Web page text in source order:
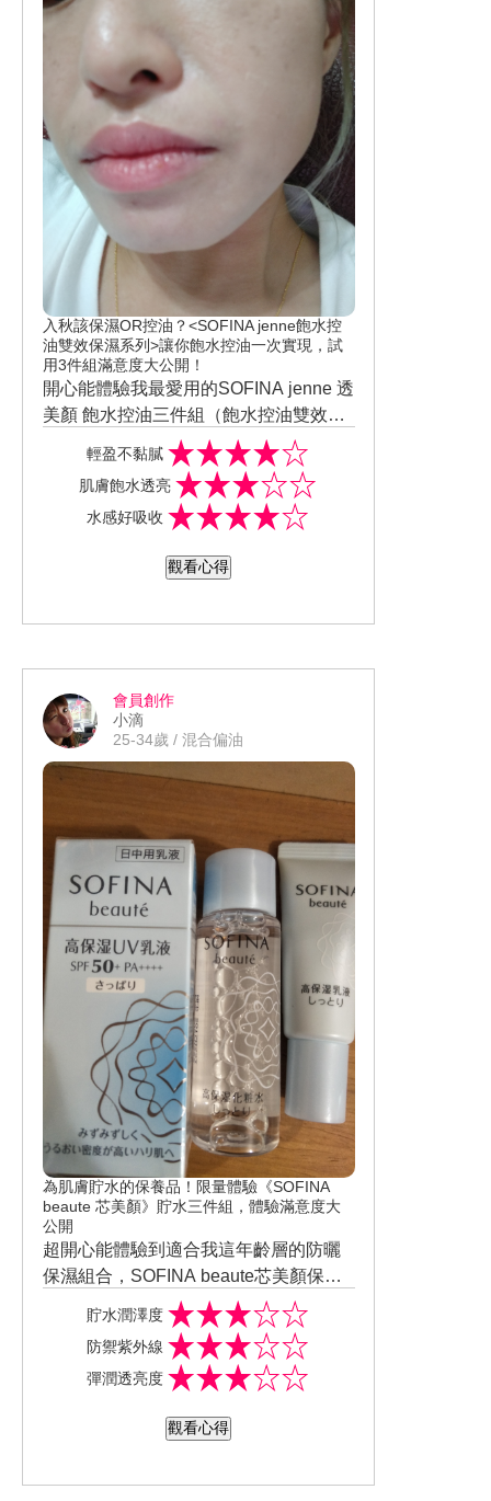
入秋該保濕OR控油？<SOFINA jenne飽水控
油雙效保濕系列>讓你飽水控油一次實現，試
用3件組滿意度大公開！
開心能體驗我最愛用的SOFINA jenne 透
美顏 飽水控油三件組（飽水控油雙效化
妝水 30ml+飽水控油雙效水凝乳液 10g
+飽水控油雙效日間防護乳 ，專門適合輕
熟女的膚質用的，完全都不覺得黏膩又
很好吸收，而且用起來淡淡的香味，連
我都不覺得悶讓我用起來很放心，控油
多，鼻子出油狀況稍微有改善總之結論C
輕盈不黏膩
肌膚飽水透亮
水感好吸收
觀看心得
會員創作
小滴
25-34歲 / 混合偏油
為肌膚貯水的保養品！限量體驗《SOFINA
beaute 芯美顏》貯水三件組，體驗滿意度大
公開
超開心能體驗到適合我這年齡層的防曬
保濕組合，SOFINA beaute芯美顏保濕
日間防禦乳升級版(清爽型)和保濕滲透露
升級版(清爽型)和保濕滲透乳升級版(清
爽型)，這三款防禦乳清爽型真的很好
用，真的很清爽連防曬係數這麼高既然
底下工作也不覺得皮膚悶悶的流汗也不
(清爽型)擦起來剛開始覺得有點黏膩但一
貯水潤澤度
防禦紫外線
彈潤透亮度
觀看心得